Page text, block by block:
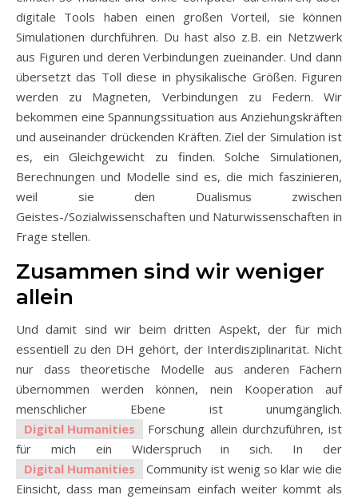
digitale Tools haben einen großen Vorteil, sie können
Simulationen durchführen. Du hast also z.B. ein Netzwerk
aus Figuren und deren Verbindungen zueinander. Und dann
übersetzt das Toll diese in physikalische Größen. Figuren
werden zu Magneten, Verbindungen zu Federn. Wir
bekommen eine Spannungssituation aus Anziehungskräften
und auseinander drückenden Kräften. Ziel der Simulation ist
es, ein Gleichgewicht zu finden. Solche Simulationen,
Berechnungen und Modelle sind es, die mich faszinieren,
weil sie den Dualismus zwischen
Geistes-/Sozialwissenschaften und Naturwissenschaften in
Frage stellen.
Zusammen sind wir weniger
allein
Und damit sind wir beim dritten Aspekt, der für mich
essentiell zu den DH gehört, der Interdisziplinarität. Nicht
nur dass theoretische Modelle aus anderen Fächern
übernommen werden können, nein Kooperation auf
menschlicher Ebene ist unumgänglich.
Digital Humanities
Forschung allein durchzuführen, ist
für mich ein Widerspruch in sich. In der
Digital Humanities
Community ist wenig so klar wie die
Einsicht, dass man gemeinsam einfach weiter kommt als